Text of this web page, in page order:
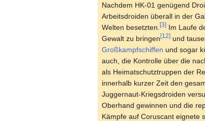
Nachdem HK-01 genügend
Arbeitsdroiden überall in der
Welten besetzten. [3] Im Laufe
Gewalt zu bringen [12] und
Großkampfschiffen und sogar
auch, die Kontrolle über die
als Heimatschutztruppen der
innerhalb kurzer Zeit den
Juggernaut-Kriegsdroiden
Oberhand gewinnen und die
Kämpfe auf Coruscant eignete